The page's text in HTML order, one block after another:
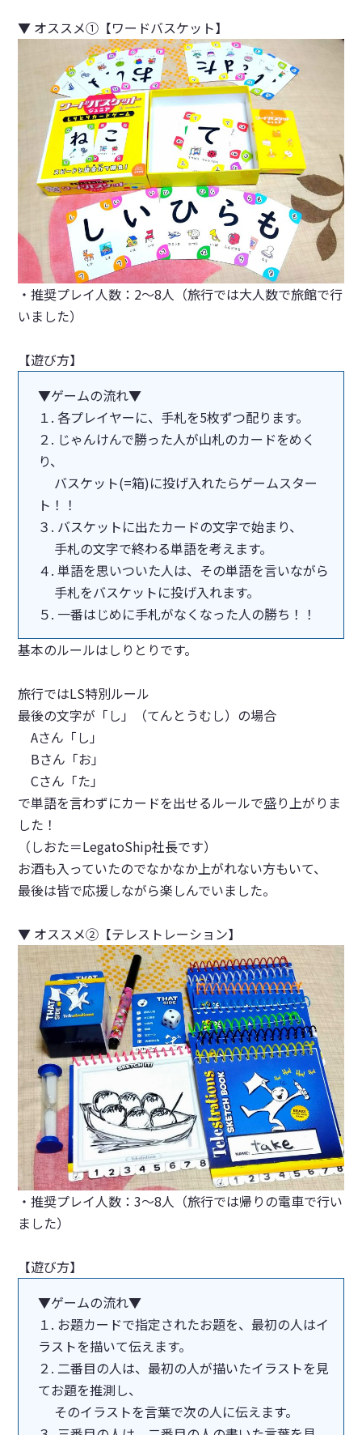
▼ オススメ①【ワードバスケット】
・推奨プレイ人数：2～8人（旅行では大人数で旅館で行
いました）
【遊び方】
▼ゲームの流れ▼
１. 各プレイヤーに、手札を5枚ずつ配ります。
２. じゃんけんで勝った人が山札のカードをめく
り、
バスケット(=箱)に投げ入れたらゲームスター
ト！！
３. バスケットに出たカードの文字で始まり、
手札の文字で終わる単語を考えます。
４. 単語を思いついた人は、その単語を言いながら
手札をバスケットに投げ入れます。
５. 一番はじめに手札がなくなった人の勝ち！！
基本のルールはしりとりです。
旅行ではLS特別ルール
最後の文字が「し」（てんとうむし）の場合
Aさん「し」
Bさん「お」
Cさん「た」
で単語を言わずにカードを出せるルールで盛り上がりま
した！
（しおた＝LegatoShip社長です）
お酒も入っていたのでなかなか上がれない方もいて、
最後は皆で応援しながら楽しんでいました。
▼ オススメ② 【テレストレーション】
・推奨プレイ人数：3～8人（旅行では帰りの電車で行い
ました）
【遊び方】
▼ゲームの流れ▼
１. お題カードで指定されたお題を、最初の人はイ
ラストを描いて伝えます。
２. 二番目の人は、最初の人が描いたイラストを見
てお題を推測し、
そのイラストを言葉で次の人に伝えます。